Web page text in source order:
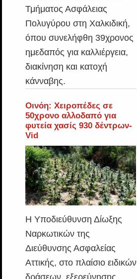
Τμήματος Ασφάλειας
Πολυγύρου στη Χαλκιδική,
όπου συνελήφθη 39χρονος
ημεδαπός για καλλιέργεια,
διακίνηση και κατοχή
κάνναβης.
Οινόη: Χειροπέδες σε
50χρονο αλλοδαπό για
φυτεία χασίς 930 δέντρων-
Vid
Η Υποδιεύθυνση Δίωξης
Ναρκωτικών της
Διεύθυνσης Ασφαλείας
Αττικής, στο πλαίσιο ειδικών
δράσεων, εξερεύνησης